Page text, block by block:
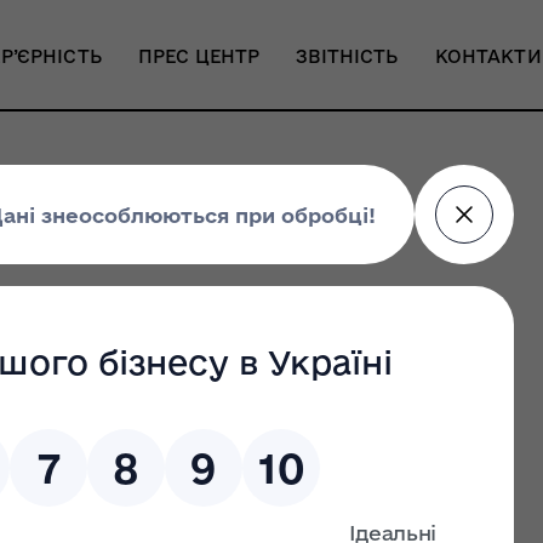
ПРЕС ЦЕНТР ЗВІТНІСТЬ КОНТАКТИ